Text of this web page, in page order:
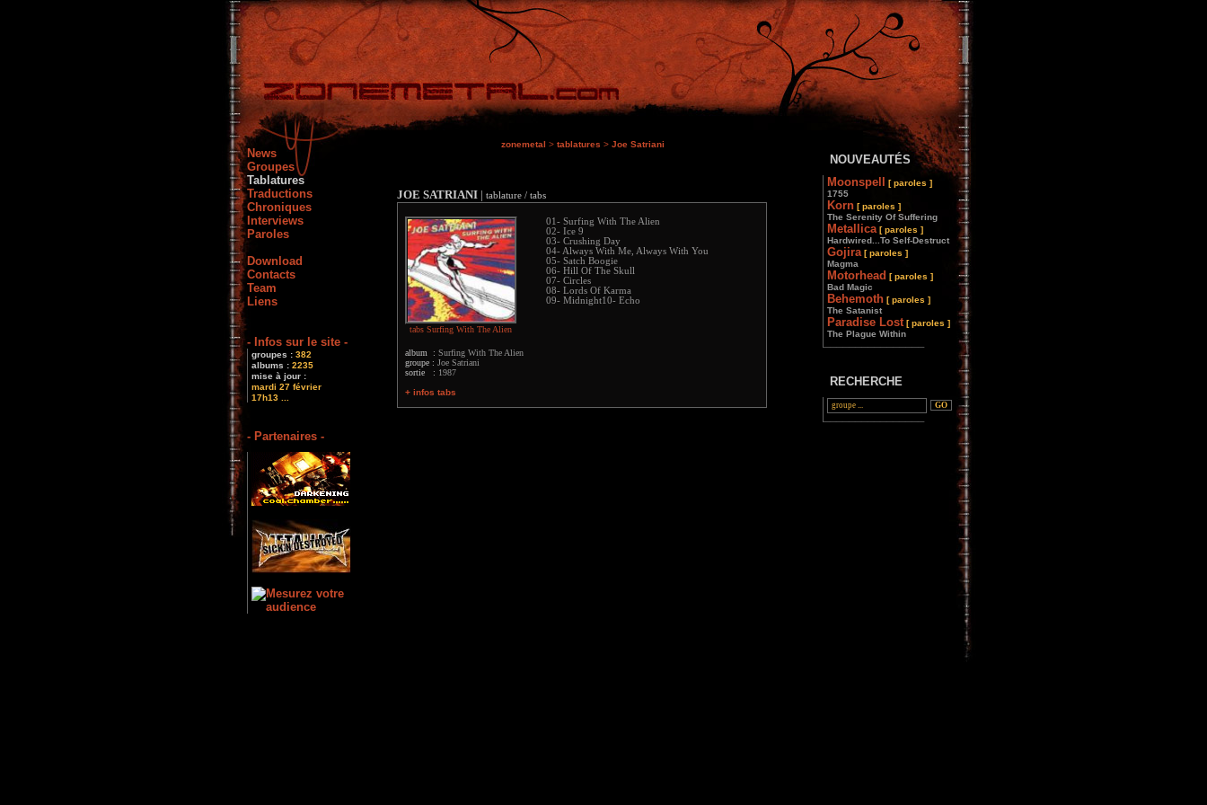
News
Groupes
Tablatures
Traductions
Chroniques
Interviews
Paroles
Download
Contacts
Team
Liens
- Infos sur le site -
groupes : 382
albums : 2235
mise à jour :
mardi 27 février
17h13 ...
- Partenaires -
zonemetal > tablatures > Joe Satriani
JOE SATRIANI | tablature / tabs
tabs Surfing With The Alien
album : Surfing With The Alien
groupe : Joe Satriani
sortie : 1987
+ infos tabs
01- Surfing With The Alien
02- Ice 9
03- Crushing Day
04- Always With Me, Always With You
05- Satch Boogie
06- Hill Of The Skull
07- Circles
08- Lords Of Karma
09- Midnight10- Echo
NOUVEAUTÉS
Moonspell
[ paroles ]
1755
Korn [ paroles ]
The Serenity Of Suffering
Metallica [ paroles ]
Hardwired...To Self-Destruct
Gojira [ paroles ]
Magma
Motorhead [ paroles ]
Bad Magic
Behemoth [ paroles ]
The Satanist
Paradise Lost [ paroles ]
The Plague Within
________________
RECHERCHE
________________